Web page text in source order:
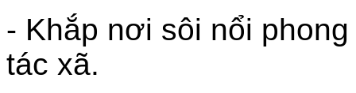
- Khắp nơi sôi nổi
tác xã.